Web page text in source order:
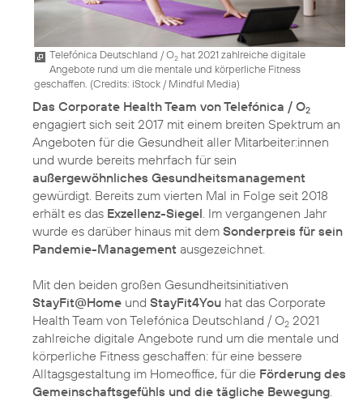
Telefónica Deutschland / O2 hat 2021 zahlreiche digitale
Angebote rund um die mentale und körperliche Fitness
geschaffen. (Credits: iStock / Mindful Media)
Das Corporate Health Team von Telefónica / O2
engagiert sich seit 2017 mit einem breiten Spektrum an
Angeboten für die Gesundheit aller Mitarbeiter:innen
und wurde bereits mehrfach für sein
außergewöhnliches Gesundheitsmanagement
gewürdigt. Bereits zum vierten Mal in Folge seit 2018
erhält es das Exzellenz-Siegel. Im vergangenen Jahr
wurde es darüber hinaus mit dem Sonderpreis für sein
Pandemie-Management ausgezeichnet.
Mit den beiden großen Gesundheitsinitiativen
StayFit@Home und StayFit4You hat das Corporate
Health Team von Telefónica Deutschland / O2 2021
zahlreiche digitale Angebote rund um die mentale und
körperliche Fitness geschaffen: für eine bessere
Alltagsgestaltung im Homeoffice, für die Förderung des
Gemeinschaftsgefühls und die tägliche Bewegung.